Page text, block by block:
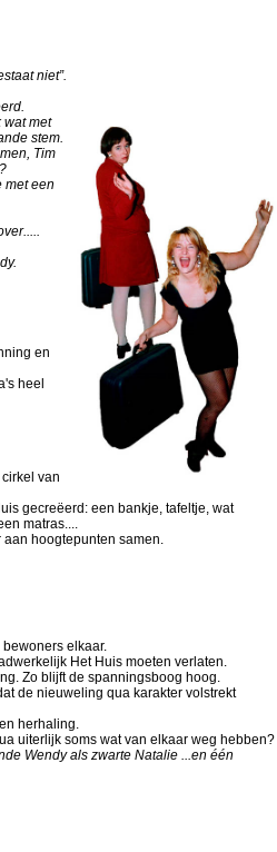
niet”.
wat met
stem.
Tim
met een
en
heel
van
gecreëerd: een bankje, tafeltje, wat
matras....
hoogtepunten samen.
elkaar.
Het Huis moeten verlaten.
Zo blijft de spanningsboog hoog.
de nieuweling qua karakter volstrekt
herhaling.
uiterlijk soms wat van elkaar weg hebben?
Wendy als zwarte Natalie ...en één